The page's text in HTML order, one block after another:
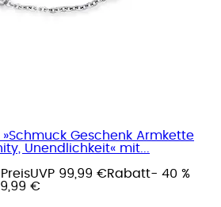
Geschenk Armkette
Unendlichkeit« mit...
UVP 99,99 €Rabatt- 40 %
€